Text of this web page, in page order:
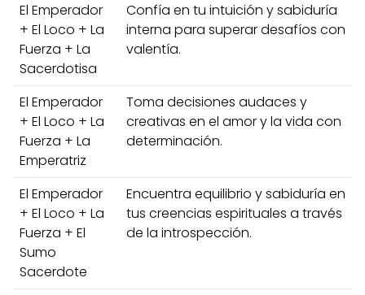
El Emperador
+ El Loco + La
Fuerza + La
Sacerdotisa
Confía en tu intuición y sabiduría
interna para superar desafíos con
valentía.
El Emperador
+ El Loco + La
Fuerza + La
Emperatriz
Toma decisiones audaces y
creativas en el amor y la vida con
determinación.
El Emperador
+ El Loco + La
Fuerza + El
Sumo
Sacerdote
Encuentra equilibrio y sabiduría en
tus creencias espirituales a través
de la introspección.